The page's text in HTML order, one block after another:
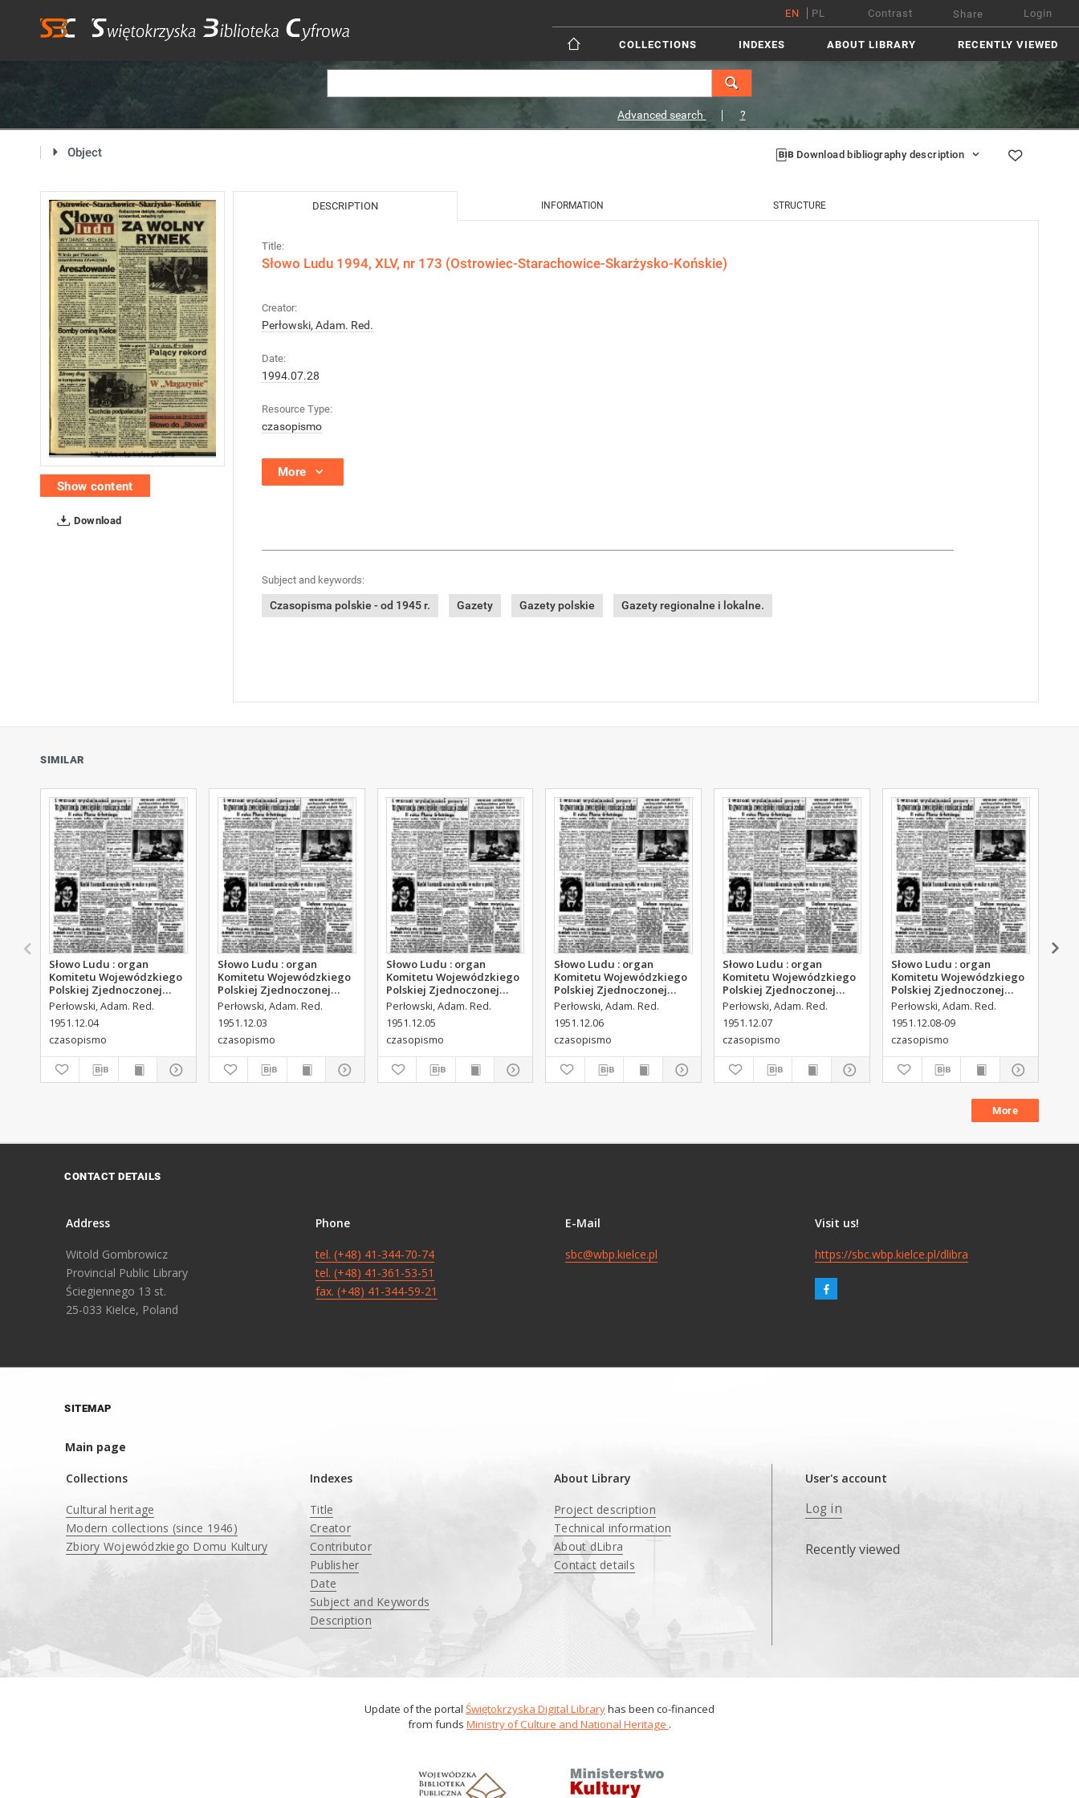
EN PL Contrast Share Login
COLLECTIONS INDEXES ABOUT LIBRARY RECENTLY VIEWED
Advanced search ?
Object Download bibliography description
Show content
Download
DESCRIPTION INFORMATION STRUCTURE
Title:
Słowo Ludu 1994, XLV, nr 173 (Ostrowiec-Starachowice-Skarżysko-Końskie)
Creator:
Perłowski, Adam. Red.
Date:
1994.07.28
Resource Type:
czasopismo
More
Subject and keywords:
Czasopisma polskie - od 1945 r. Gazety Gazety polskie Gazety regionalne i lokalne.
SIMILAR
Słowo Ludu : organ
Komitetu Wojewódzkiego
Polskiej Zjednoczonej
Partii Robotniczej, 1951,
R.3, nr 313
Perłowski, Adam. Red.
1951.12.04
czasopismo
Słowo Ludu : organ
Komitetu Wojewódzkiego
Polskiej Zjednoczonej
Partii Robotniczej, 1951,
R.3, nr 312
Perłowski, Adam. Red.
1951.12.03
czasopismo
Słowo Ludu : organ
Komitetu Wojewódzkiego
Polskiej Zjednoczonej
Partii Robotniczej, 1951,
R.3, nr 314
Perłowski, Adam. Red.
1951.12.05
czasopismo
Słowo Ludu : organ
Komitetu Wojewódzkiego
Polskiej Zjednoczonej
Partii Robotniczej, 1951,
R.3, nr 315
Perłowski, Adam. Red.
1951.12.06
czasopismo
Słowo Ludu : organ
Komitetu Wojewódzkiego
Polskiej Zjednoczonej
Partii Robotniczej, 1951,
R.3, nr 316
Perłowski, Adam. Red.
1951.12.07
czasopismo
Słowo Ludu : organ
Komitetu Wojewódzkiego
Polskiej Zjednoczonej
Partii Robotniczej, 1951,
R.3, nr 317
Perłowski, Adam. Red.
1951.12.08-09
czasopismo
More
CONTACT DETAILS
Address
Witold Gombrowicz
Provincial Public Library
Ściegiennego 13 st.
25-033 Kielce, Poland
Phone
tel. (+48) 41-344-70-74
tel. (+48) 41-361-53-51
fax. (+48) 41-344-59-21
E-Mail
sbc@wbp.kielce.pl
Visit us!
https://sbc.wbp.kielce.pl/dlibra
SITEMAP
Main page
Collections
Cultural heritage
Modern collections (since 1946)
Zbiory Wojewódzkiego Domu Kultury
Indexes
Title
Creator
Contributor
Publisher
Date
Subject and Keywords
Description
About Library
Project description
Technical information
About dLibra
Contact details
User's account
Log in
Recently viewed
Update of the portal Świętokrzyska Digital Libraryhas been co-financed
from funds Ministry of Culture and National Heritage .